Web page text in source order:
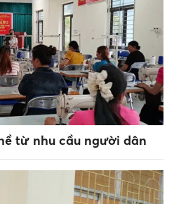
từ nhu cầu người dân